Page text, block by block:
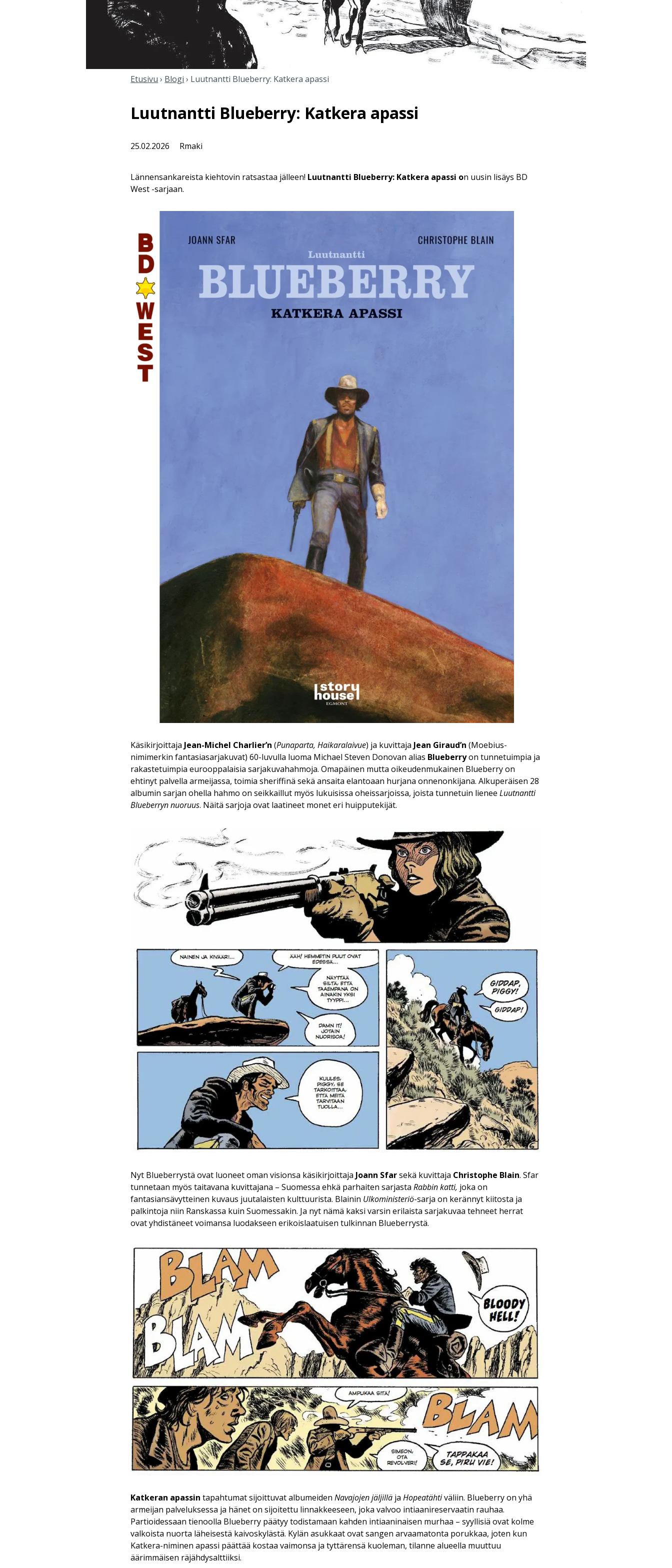
Etusivu › Blogi › Luutnantti Blueberry: Katkera apassi
Luutnantti Blueberry: Katkera apassi
25.02.2026 Rmaki
Lännensankareista kiehtovin ratsastaa jälleen! Luutnantti Blueberry: Katkera apassi on uusin lisäys BD
West -sarjaan.
Käsikirjoittaja Jean-Michel Charlier’n(Punaparta, Haikaralaivue) ja kuvittaja Jean Giraud’n(Moebius-
nimimerkin fantasiasarjakuvat) 60-luvulla luoma Michael Steven Donovan alias Blueberryon tunnetuimpia ja
rakastetuimpia eurooppalaisia sarjakuvahahmoja. Omapäinen mutta oikeudenmukainen Blueberry on
ehtinyt palvella armeijassa, toimia sheriffinä sekä ansaita elantoaan hurjana onnenonkijana. Alkuperäisen 28
albumin sarjan ohella hahmo on seikkaillut myös lukuisissa oheissarjoissa, joista tunnetuin lieneeLuutnantti
Blueberryn nuoruus. Näitä sarjoja ovat laatineet monet eri huipputekijät.
Nyt Blueberrystä ovat luoneet oman visionsa käsikirjoittaja Joann Sfarsekä kuvittaja Christophe Blain. Sfar
tunnetaan myös taitavana kuvittajana – Suomessa ehkä parhaiten sarjastaRabbin katti, joka on
fantasiansävytteinen kuvaus juutalaisten kulttuurista. Blainin Ulkoministeriö-sarja on kerännyt kiitosta ja
palkintoja niin Ranskassa kuin Suomessakin. Ja nyt nämä kaksi varsin erilaista sarjakuvaa tehneet herrat
ovat yhdistäneet voimansa luodakseen erikoislaatuisen tulkinnan Blueberrystä.
Katkeran apassin tapahtumat sijoittuvat albumeiden Navajojen jäljillä jaHopeatähtiväliin. Blueberry on yhä
armeijan palveluksessa ja hänet on sijoitettu linnakkeeseen, joka valvoo intiaanireservaatin rauhaa.
Partioidessaan tienoolla Blueberry päätyy todistamaan kahden intiaaninaisen murhaa – syyllisiä ovat kolme
valkoista nuorta läheisestä kaivoskylästä. Kylän asukkaat ovat sangen arvaamatonta porukkaa, joten kun
Katkera-niminen apassi päättää kostaa vaimonsa ja tyttärensä kuoleman, tilanne alueella muuttuu
äärimmäisen räjähdysalttiiksi.